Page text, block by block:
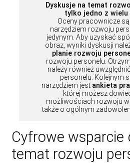
Dyskusje na temat
tylko jedno z wielu
Oceny pracownicze
narzędziem rozwoju
jedynym. Aby uzyskać
obraz, wyniki dyskusji
planie rozwoju
rozwoju personelu
należy również
personelu. Kolejnym
narzędziem jest ankieta
której możesz
możliwościach rozwoju w
także o ogólnym
Cyfrowe wsparcie
temat rozwoju